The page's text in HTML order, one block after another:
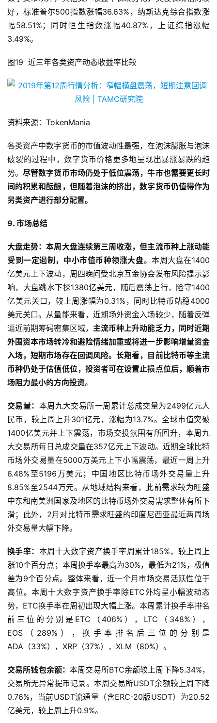
居各类资产首位，同时与其他资产的收益率有较大差距。除
数字货币以外，其他资产收益率表现分化，美股表现相对较
好，标准普尔500指数涨幅36.63%，纳斯达克综合指数涨
3.49%。
图19 近三年各类资产动态收益率比较
资料来源：TokenMania
各类资产中数字货币的市值波动性最强，在泡沫膨胀与泡沫
破裂的过程中，数字货币价格更多地呈现出暴涨暴跌的趋
势。尽管数字货币市场仍处于低位震荡，牛市也需要更长时
另类资产进行部分配置
9. 市场总结
大盘走势：本周大盘连续第三周收涨，但主流币种上涨动能
受到一定遏制，中小市值币种领涨大盘。本周大盘在1400
亿美元上下波动，周四晚间受北京互金协会发布风险提示影
响，大盘跳水下探1380亿美元，随后震荡上行，险守1400
亿美元关口，较上周涨幅为0.31%，同时比特币站稳4000
美元关口。从量能来看，近期场外资金入场较少，随着反弹
逼近前期筹码密集区域，主流币种上升动能乏力，同时近期
外围资本市场转冷和避险情绪加重或将进一步影响增量资金
入场，短期市场存在回调风险。长期看，目前比特币等主流
场阻力最小的方向投资。
交易量：本周九大交易所一周累计总成交量为2499亿元人
民币，较上周上升301亿元，涨幅为13.7%。全球市值突破
1400亿美元并上下震荡，市场交投氛围有所回升，本周九
大交易所每日总成交量在357亿元上下波动。近期全球比特
币场外交易量在5000万美元上下小幅震荡，最近一周上升
6.48%至5196万美元；中国地区比特币场外交易量上升
8.85%至2544万元。从地域结构来看，此前需求较为旺盛
中东和南美洲国家及地区的比特币场外交易需求整体有所下
外交易量大幅下降。
换手率：本周十大数字资产换手率周累计185%，较上周上
涨10个百分点；本周换手率最高为30%，最低为21%，极值
差为9个百分点。整体来看，近一个月市场交易活跃性位于
高位。本周十大数字资产换手率除ETC外均呈小幅波动态
势，ETC换手率在周初出现大幅上涨。本周累计换手率排名
前三位的分别是ETC（406%），LTC（348%），
ADA（33%），XRP（37%），XLM（80%）。
交易所钱包余额：本周交易所BTC余额较上周下降5.34%，
交易所无异常提币记录。本周交易所USDT余额较上周下降